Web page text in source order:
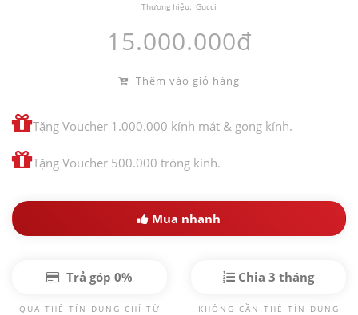
Thương hiệu: Gucci
15.000.000đ
Thêm vào giỏ hàng
Tặng Voucher 1.000.000 kính mát & gọng kính.
Tặng Voucher 500.000 tròng kính.
Mua nhanh
Trả góp 0%
QUA THẺ TÍN DỤNG CHỈ TỪ
Chia 3 tháng
KHÔNG CẦN THẺ TÍN DỤNG